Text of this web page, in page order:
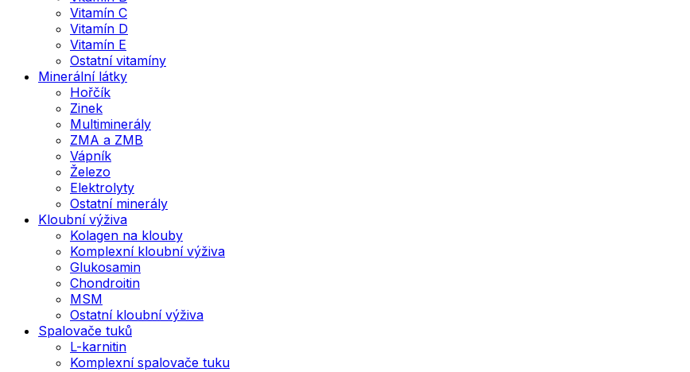
Vitamín C
Vitamín D
Vitamín E
Ostatní vitamíny
Minerální látky
Hořčík
Zinek
Multiminerály
ZMA a ZMB
Vápník
Železo
Elektrolyty
Ostatní minerály
Kloubní výživa
Kolagen na klouby
Komplexní kloubní výživa
Glukosamin
Chondroitin
MSM
Ostatní kloubní výživa
Spalovače tuků
L-karnitin
Komplexní spalovače tuku